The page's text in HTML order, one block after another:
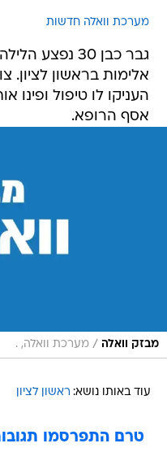
מערכת וואלה חדשות
גבר כבן 30
אלימות בראשון לציון.
העניקו לו טיפול ופינו
אסף הרופא.
מבזק וואלה / מערכת וואלה, .
עוד באותו נושא: ראשון לציון
טרם התפרסמו